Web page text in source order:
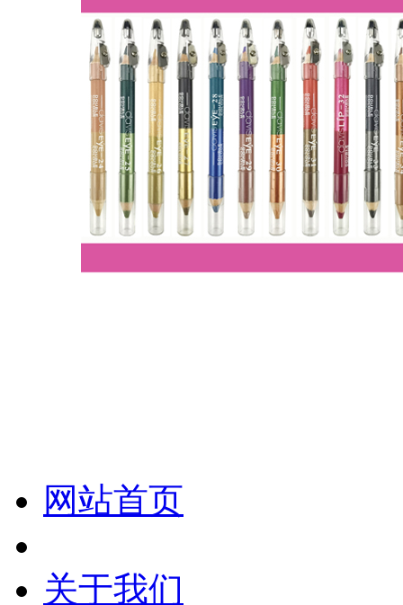
网站首页
关于我们